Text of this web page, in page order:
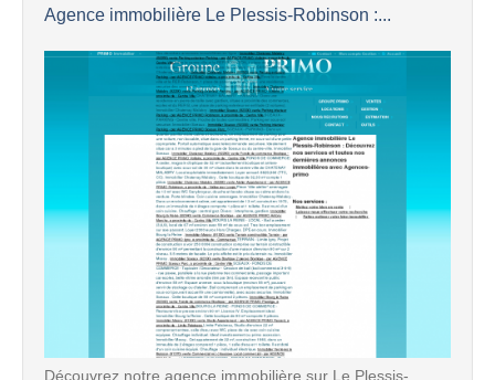
Agence immobilière Le Plessis-Robinson :...
Découvrez notre agence immobilière sur Le Plessis-